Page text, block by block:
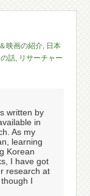
映画の紹介, 日本
話, リサーチャー
written by
in
As my
learning
Korean
I have got
research at
I